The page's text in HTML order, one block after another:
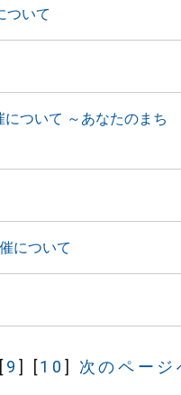
ついて
ついて ～あなたのまち
について
[ 9 ] [10 ] 次のページ